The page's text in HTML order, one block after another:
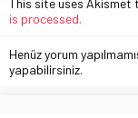
is processed.
Henüz yorum
yapabilirsiniz.